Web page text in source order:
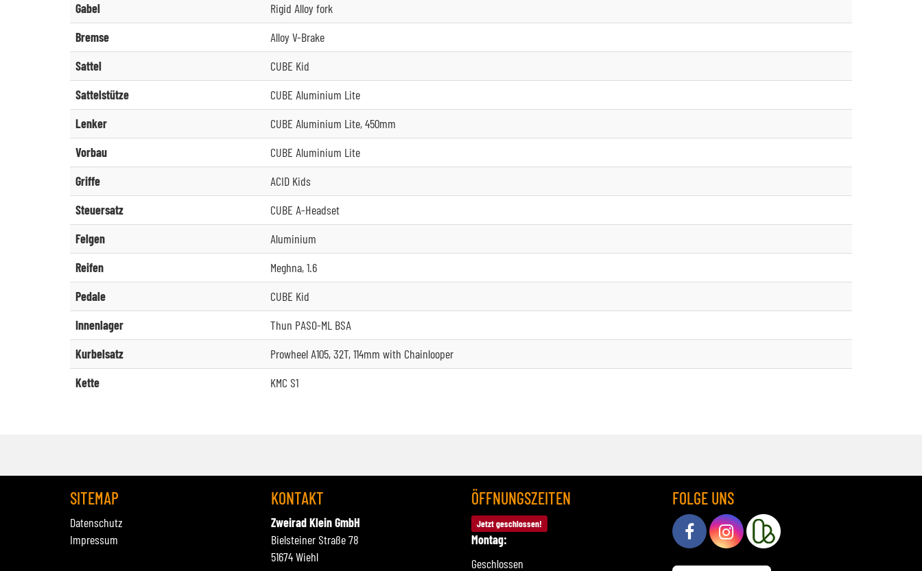
Gabel
Rigid Alloy fork
Bremse
Alloy V-Brake
Sattel
CUBE Kid
Sattelstütze
CUBE Aluminium Lite
Lenker
CUBE Aluminium Lite, 450mm
Vorbau
CUBE Aluminium Lite
Griffe
ACID Kids
Steuersatz
CUBE A-Headset
Felgen
Aluminium
Reifen
Meghna, 1.6
Pedale
CUBE Kid
Innenlager
Thun PASO-ML BSA
Kurbelsatz
Prowheel A105, 32T, 114mm with Chainlooper
Kette
KMC S1
SITEMAP
Datenschutz
Impressum
KONTAKT
Zweirad Klein GmbH
Bielsteiner Straße 78
51674 Wiehl
ÖFFNUNGSZEITEN
Jetzt geschlossen!
Montag:
Geschlossen
FOLGE UNS